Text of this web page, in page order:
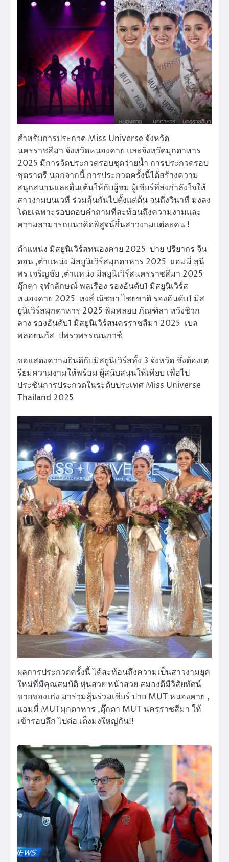
สำหรับการประกวด Miss Universe จังหวัด
นครราชสีมา จังหวัดหนองคาย และจังหวัดมุกดาหาร
2025 มีการจัดประกวดรอบชุดว่ายน้ำ การประกวดรอบ
ชุดราตรี นอกจากนี้ การประกวดครั้งนี้ได้สร้างความ
สนุกสนานและตื่นเต้นให้กับผู้ชม ผู้เชียร์ที่ส่งกำลังใจให้
สาวงามบนเวที ร่วมลุ้นกันไปตั้งแต่ต้น จนถึงวินาที มงลง
โดยเฉพาะรอบตอบคำถามที่สะท้อนถึงความงามและ
ความสามารถแนวคิดพิสูจน์กึ๋นสาวงามแต่ละคน !
ตำแหน่ง มิสยูนิเวิร์สหนองคาย 2025 ปาย ปรียากร จีน
ดอน ,ตำแหน่ง มิสยูนิเวิร์สมุกดาหาร 2025 แอมมี่ สุนี
พร เจริญชัย ,ตำแหน่ง มิสยูนิเวิร์สนครราชสีมา 2025
ตุ๊กตา จุฬาลักษณ์ พลเรือง รองอันดับ1 มิสยูนิเวิร์ส
หนองคาย 2025 หงส์ ณัชชา ไชยชาติ รองอันดับ1 มิส
ยูนิเวิร์สมุกดาหาร 2025 พิมพลอย ภัณฑิลา หวังชิวก
ลาง รองอันดับ1 มิสยูนิเวิร์สนครราชสีมา 2025 เบล
พลอยนภัส ปพรวพรรณนภาช์
ขอแสดงความยินดีกับมิสยูนิเวิร์สทั้ง 3 จังหวัด ซึ่งต้องเต
รียมความงามให้พร้อม ผู้สนับสนุนให้เพียบ เพื่อไป
ประชันการประกวดในระดับประเทศ Miss Universe
Thailand 2025
ผลการประกวดครั้งนี้ ได้สะท้อนถึงความเป็นสาวงามยุค
ใหม่ที่มีคุณสมบัติ หุ่นสวย หน้าสวย สมองดีมีวิสัยทัศน์
ขายของเก่ง มาร่วมลุ้นร่วมเชียร์ ปาย MUT หนองคาย ,
แอมมี่ MUTมุกดาหาร ,ตุ๊กตา MUT นครราชสีมา ให้
เข้ารอบลึก ไปต่อ เต็งมงใหญ่กัน!!